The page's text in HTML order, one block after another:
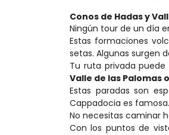
Conos de Hadas y
Ningún tour de un día
Estas formaciones
setas. Algunas surgen
Tu ruta privada
Valle de las Palomas
Estas paradas son
Cappadocia es famosa.
No necesitas caminar
Con los puntos de